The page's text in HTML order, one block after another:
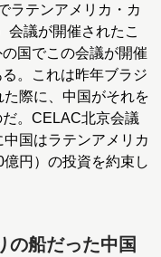
ラテンアメリカ・カ
会議が開催されたこ
国でこの会議が開催
。これは昨年ブラジ
際に、中国がそれを
。CELAC北京会議
国はラテンアメリカ
円）の投資を約束し
の船だった中国